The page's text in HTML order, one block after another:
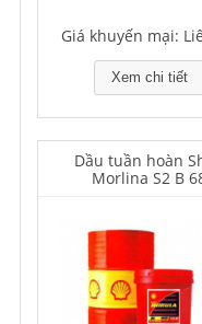
Giá khuyến mại:
Xem chi tiết
Dầu tuần hoàn
Morlina S2 B